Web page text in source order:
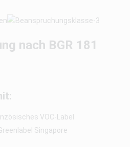
nach BGR 181